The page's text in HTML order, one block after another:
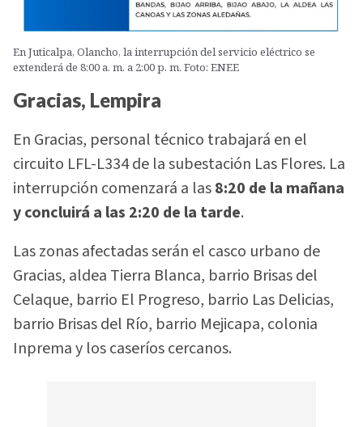
En Juticalpa, Olancho, la interrupción del servicio eléctrico se
extenderá de 8:00 a. m. a 2:00 p. m. Foto: ENEE
Gracias, Lempira
En Gracias, personal técnico trabajará en el
circuito LFL-L334 de la subestación Las Flores. La
interrupción comenzará a las8:20 de la mañana
y concluirá a las 2:20 de la tarde.
Las zonas afectadas serán el casco urbano de
Gracias, aldea Tierra Blanca, barrio Brisas del
Celaque, barrio El Progreso, barrio Las Delicias,
barrio Brisas del Río, barrio Mejicapa, colonia
Inprema y los caseríos cercanos.